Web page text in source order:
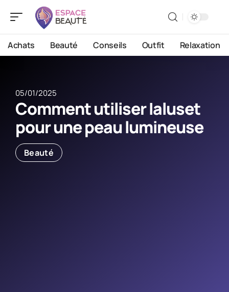
Achats Beauté Conseils Outfit Relaxation
05/01/2025
Comment utiliser Ialuset
pour une peau lumineuse
Beauté